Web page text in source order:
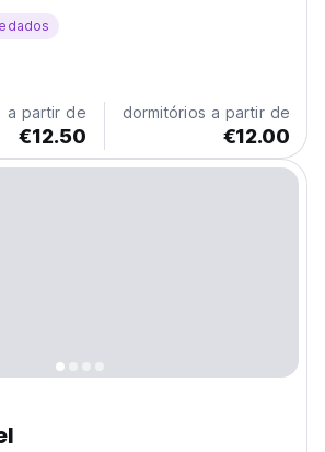
jovem viajante com orçamento
de uma verdadeira experiência em
a partir de
€12.50
dormitórios a partir de
€12.00